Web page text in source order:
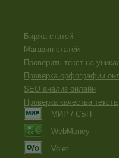
Биржа статей
Магазин статей
Проверить текст на
Проверка орфографии
SEO анализ онлайн
Проверка качества текста
МИР / СБП
WebMoney
Volet